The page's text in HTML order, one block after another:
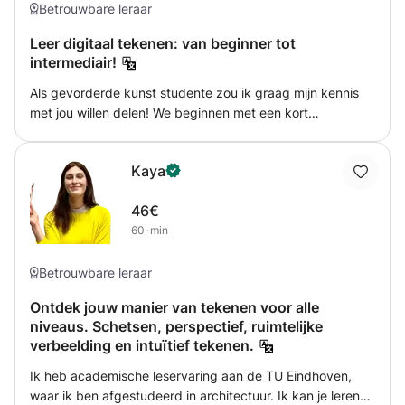
printen. Als ik lesgeef, concentreer ik me het liefst eerst
spontaniteit mogelijk maakt, ongeacht het technische
niveau van de student. Later onderzoeken we andere
methoden op basis van de individuele interesses van de
student. Ik geef graag les aan kinderen en volwassenen
kunstgeschiedenis en help hen verhalen rond hun werk te
ontwikkelen. Ik geloof diep in het creatieve potentieel van
mensen en in mijn lessen zal ik je helpen je eigen stem te
kanaliseren.
Betrouwbare leraar
Leer digitaal tekenen: van beginner tot
intermediair!
Als gevorderde kunst studente zou ik graag mijn kennis
met jou willen delen! We beginnen met een kort
kan voorbereiden. Van totale beginner tot een beetje
ervaren, iedereen is welkom! Ik geloof er in dat iedereen
kan leren tekenen, ongeacht hun leeftijd.
Kaya
46€
60-min
Betrouwbare leraar
Ontdek jouw manier van tekenen voor alle
niveaus. Schetsen, perspectief, ruimtelijke
verbeelding en intuïtief tekenen.
Ik heb academische leservaring aan de TU Eindhoven,
waar ik ben afgestudeerd in architectuur. Ik kan je leren